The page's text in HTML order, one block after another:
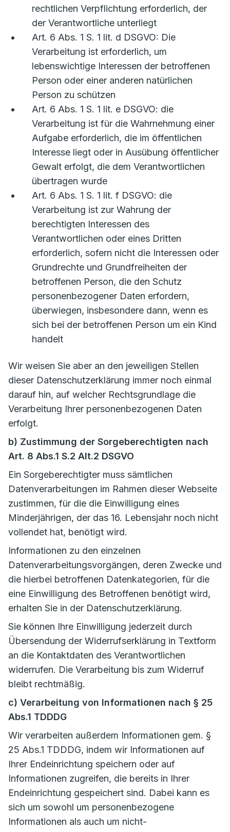
rechtlichen Verpflichtung erforderlich, der
der Verantwortliche unterliegt
Art. 6 Abs. 1 S. 1 lit. d DSGVO: Die
Verarbeitung ist erforderlich, um
lebenswichtige Interessen der betroffenen
Person oder einer anderen natürlichen
Person zu schützen
Art. 6 Abs. 1 S. 1 lit. e DSGVO: die
Verarbeitung ist für die Wahrnehmung einer
Aufgabe erforderlich, die im öffentlichen
Interesse liegt oder in Ausübung öffentlicher
Gewalt erfolgt, die dem Verantwortlichen
übertragen wurde
Art. 6 Abs. 1 S. 1 lit. f DSGVO: die
Verarbeitung ist zur Wahrung der
berechtigten Interessen des
Verantwortlichen oder eines Dritten
erforderlich, sofern nicht die Interessen oder
Grundrechte und Grundfreiheiten der
betroffenen Person, die den Schutz
personenbezogener Daten erfordern,
überwiegen, insbesondere dann, wenn es
sich bei der betroffenen Person um ein Kind
handelt
Wir weisen Sie aber an den jeweiligen Stellen
dieser Datenschutzerklärung immer noch einmal
darauf hin, auf welcher Rechtsgrundlage die
Verarbeitung Ihrer personenbezogenen Daten
erfolgt.
b) Zustimmung der Sorgeberechtigten nach
Art. 8 Abs.1 S.2 Alt.2 DSGVO
Ein Sorgeberechtigter muss sämtlichen
Datenverarbeitungen im Rahmen dieser Webseite
zustimmen, für die die Einwilligung eines
Minderjährigen, der das 16. Lebensjahr noch nicht
vollendet hat, benötigt wird.
Informationen zu den einzelnen
Datenverarbeitungsvorgängen, deren Zwecke und
die hierbei betroffenen Datenkategorien, für die
eine Einwilligung des Betroffenen benötigt wird,
erhalten Sie in der Datenschutzerklärung.
Sie können Ihre Einwilligung jederzeit durch
Übersendung der Widerrufserklärung in Textform
an die Kontaktdaten des Verantwortlichen
widerrufen. Die Verarbeitung bis zum Widerruf
bleibt rechtmäßig.
c) Verarbeitung von Informationen nach § 25
Abs.1 TDDDG
Wir verarbeiten außerdem Informationen gem. §
25 Abs.1 TDDDG, indem wir Informationen auf
Ihrer Endeinrichtung speichern oder auf
Informationen zugreifen, die bereits in Ihrer
Endeinrichtung gespeichert sind. Dabei kann es
sich um sowohl um personenbezogene
Informationen als auch um nicht-